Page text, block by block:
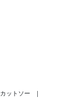
カットソー